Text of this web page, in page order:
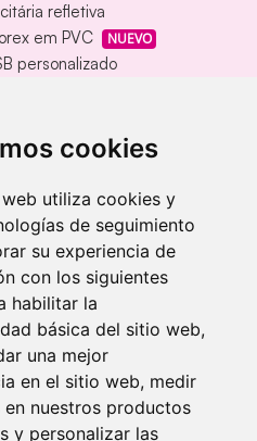
cookies
utiliza cookies y
de seguimiento
su experiencia de
con los siguientes
habilitar la
básica del sitio web,
una mejor
en el sitio web, medir
en nuestros productos
y personalizar las
refletiva
em PVC
NUEVO
personalizado
em madeira e metal
em madeira clara
publicitárias
publicitárias
publicitárias